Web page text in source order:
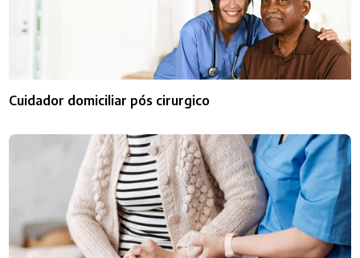
Cuidador domiciliar pós cirurgico